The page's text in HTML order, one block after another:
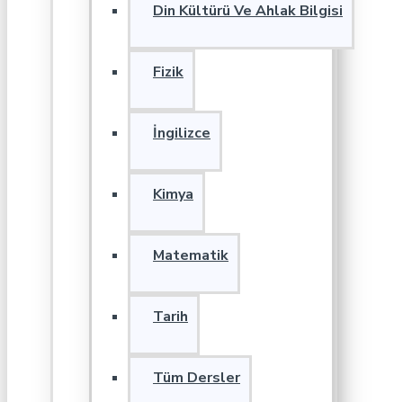
Din Kültürü Ve Ahlak Bilgisi
Fizik
İngilizce
Kimya
Matematik
Tarih
Tüm Dersler